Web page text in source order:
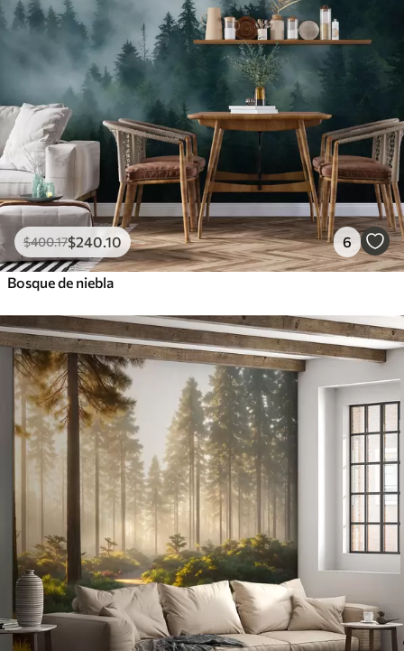
$400.17$240 .10 6
Bosque de niebla